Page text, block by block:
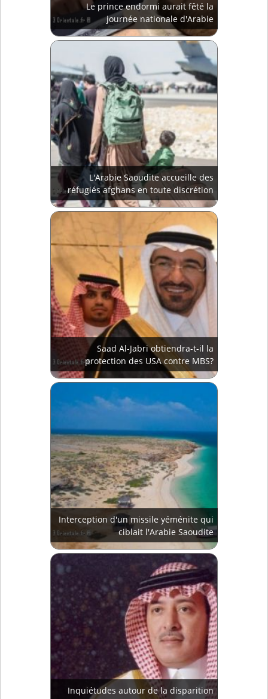
Le prince endormi aurait fêté la
journée nationale d'Arabie
L'Arabie Saoudite accueille des
réfugiés afghans en toute discrétion
Saad Al-Jabri obtiendra-t-il la
protection des USA contre MBS?
Interception d'un missile yéménite qui
ciblait l'Arabie Saoudite
Inquiétudes autour de la disparition